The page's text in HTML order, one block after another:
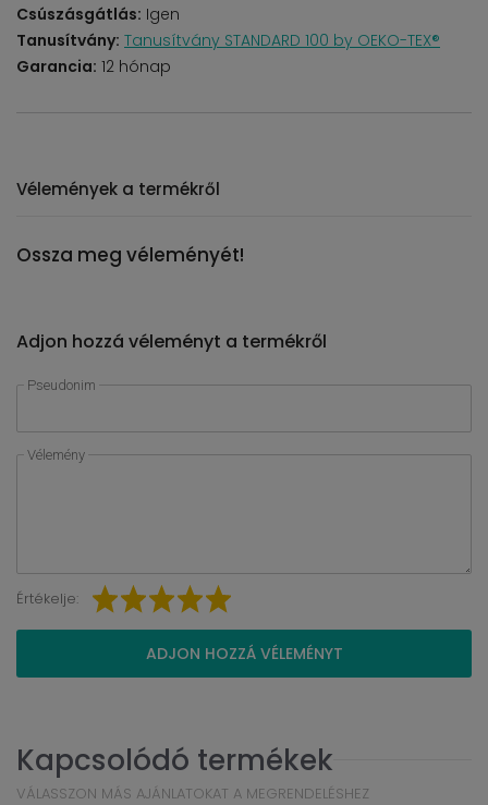
Csúszásgátlás: Igen
Tanusítvány: Tanusítvány STANDARD 100 by OEKO-TEX®
Garancia: 12 hónap
Vélemények a termékről
Ossza meg véleményét!
Adjon hozzá véleményt a termékről
Pseudonim
Vélemény
Értékelje:
ADJON HOZZÁ VÉLEMÉNYT
Kapcsolódó termékek
VÁLASSZON MÁS AJÁNLATOKAT A MEGRENDELÉSHEZ